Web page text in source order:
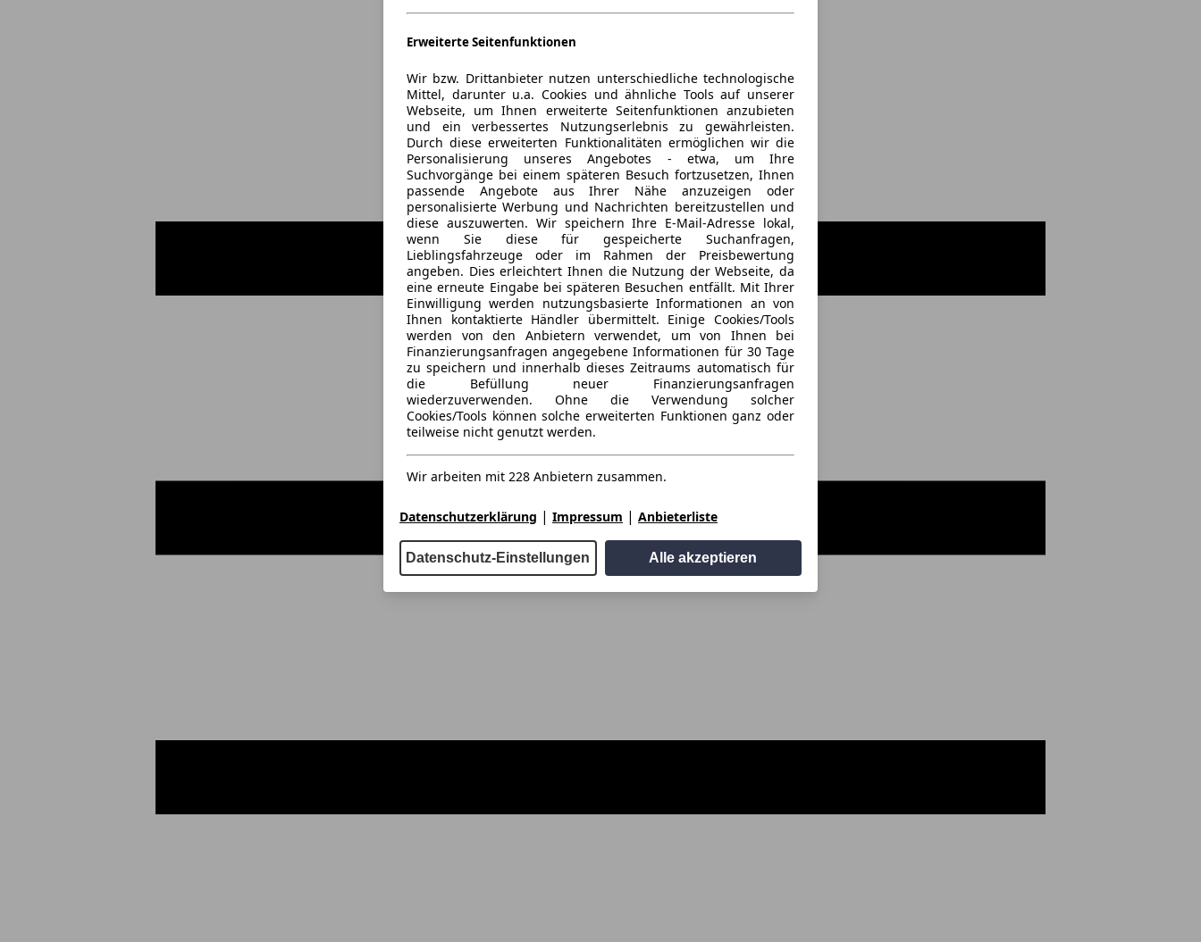
Erweiterte Seitenfunktionen
Wir bzw. Drittanbieter nutzen unterschiedliche technologische
Mittel, darunter u.a. Cookies und ähnliche Tools auf unserer
Webseite, um Ihnen erweiterte Seitenfunktionen anzubieten
und ein verbessertes Nutzungserlebnis zu gewährleisten.
Durch diese erweiterten Funktionalitäten ermöglichen wir die
Personalisierung unseres Angebotes - etwa, um Ihre
Suchvorgänge bei einem späteren Besuch fortzusetzen, Ihnen
passende Angebote aus Ihrer Nähe anzuzeigen oder
personalisierte Werbung und Nachrichten bereitzustellen und
diese auszuwerten. Wir speichern Ihre E-Mail-Adresse lokal,
wenn Sie diese für gespeicherte Suchanfragen,
Lieblingsfahrzeuge oder im Rahmen der Preisbewertung
angeben. Dies erleichtert Ihnen die Nutzung der Webseite, da
eine erneute Eingabe bei späteren Besuchen entfällt. Mit Ihrer
Einwilligung werden nutzungsbasierte Informationen an von
Ihnen kontaktierte Händler übermittelt. Einige Cookies/Tools
werden von den Anbietern verwendet, um von Ihnen bei
Finanzierungsanfragen angegebene Informationen für 30 Tage
zu speichern und innerhalb dieses Zeitraums automatisch für
die Befüllung neuer Finanzierungsanfragen
wiederzuverwenden. Ohne die Verwendung solcher
Cookies/Tools können solche erweiterten Funktionen ganz oder
teilweise nicht genutzt werden.
Wir arbeiten mit 228 Anbietern zusammen.
Datenschutzerklärung | Impressum | Anbieterliste
Datenschutz-Einstellungen Alle akzeptieren